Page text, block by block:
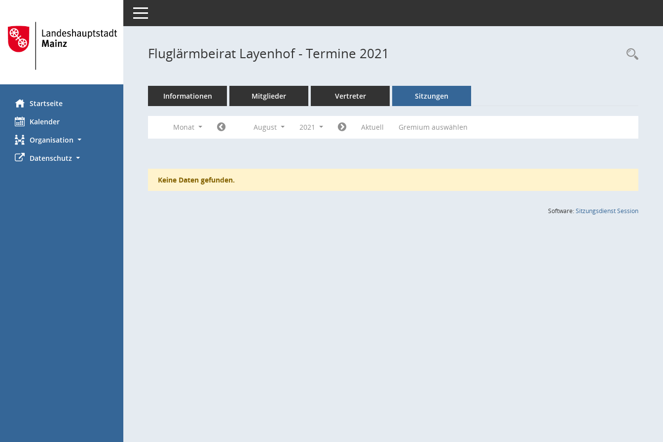
Startseite
Kalender
Organisation
Datenschutz
Toggle navigation
Fluglärmbeirat Layenhof - Termine 2021
Informationen Mitglieder Vertreter Sitzungen
Monat August 2021 Aktuell Gremium auswählen
Keine Daten gefunden.
Software:SitzungsdienstSession(Wird in